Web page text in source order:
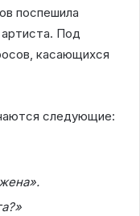
поспешила
Под
касающихся
следующие: